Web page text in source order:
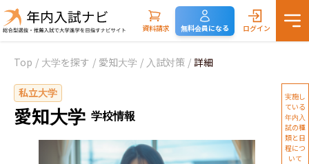
資料請求 無料会員になる ログイン
Top / 大学を探す / 愛知大学 / 入試対策 / 詳細
私立大学
愛知大学 学校情報
実施し
ている
年内入
試の種
類と日
程につ
いて